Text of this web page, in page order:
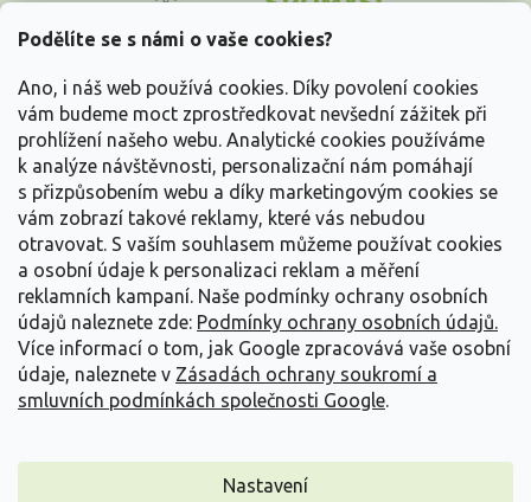
Podělíte se s námi o vaše cookies?
Ano, i náš web používá cookies. Díky povolení cookies
vám budeme moct zprostředkovat nevšední zážitek při
prohlížení našeho webu. Analytické cookies používáme
k analýze návštěvnosti, personalizační nám pomáhají
s přizpůsobením webu a díky marketingovým cookies se
vám zobrazí takové reklamy, které vás nebudou
otravovat. S vaším souhlasem můžeme používat cookies
a osobní údaje k personalizaci reklam a měření
reklamních kampaní. Naše podmínky ochrany osobních
údajů naleznete zde: Podmínky ochrany osobních údajů.
Více informací o tom, jak Google zpracovává vaše osobní
údaje, naleznete v Zásadách ochrany soukromí a
smluvních podmínkách společnosti Google.
Nastavení
p
Vše o nákupu
Informace pro Vás
Kontakujte nás
Vytvořil Shoptet